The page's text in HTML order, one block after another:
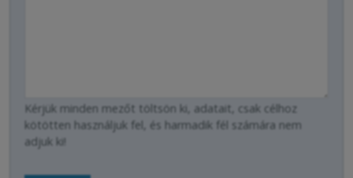
Kérjük minden mezőt töltsön ki, adatait, csak célhoz
kötötten használjuk fel, és harmadik fél számára nem
adjuk ki!